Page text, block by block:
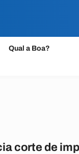
Qual a Boa?
corte de